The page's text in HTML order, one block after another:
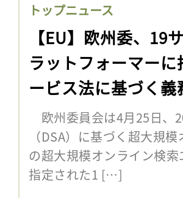
トップニュース
【EU】欧州委、19
ラットフォーマー
ービス法に基づく義
欧州委員会は4月25日、
（DSA）に基づく超大規
の超大規模オンライン検
指定された1 […]